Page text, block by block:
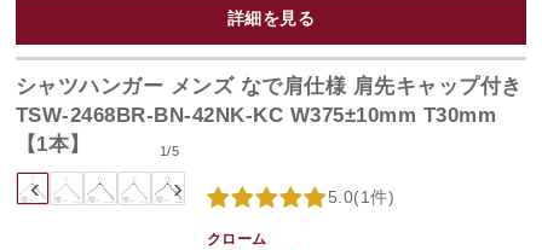
詳細を見る
‹ ›
1/5
シャツハンガー メンズ なで肩仕様 肩先キャップ付き
TSW-2468BR-BN-42NK-KC W375±10mm T30mm
【1本】
5.0(1件)
クローム